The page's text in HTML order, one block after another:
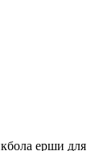
ерши для